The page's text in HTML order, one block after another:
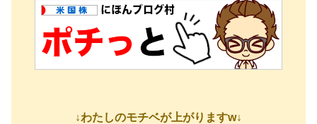
↓わたしのモチベが上がりますw↓